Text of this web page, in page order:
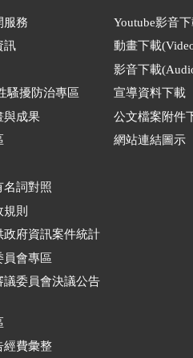
服務
訊
騷擾防治專區
與成果
名詞對照
則
政府資訊案件統計
員會專區
議委員會決議公告
經費彙整
Youtube影音
動畫下載
影音下載
宣導資料下載
公文檔案附件
網站連結圖示